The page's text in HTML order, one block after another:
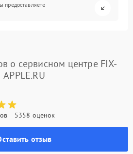
о сервисном центре FIX-
APPLE.RU
5358 оценок
отзыв